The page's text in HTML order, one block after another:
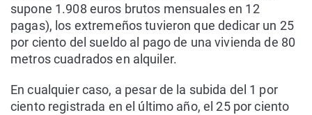
supone 1.908 euros brutos mensuales en 12
pagas), los extremeños tuvieron que dedicar un 25
por ciento del sueldo al pago de una vivienda de 80
metros cuadrados en alquiler.
En cualquier caso, a pesar de la subida del 1 por
ciento registrada en el último año, el 25 por ciento